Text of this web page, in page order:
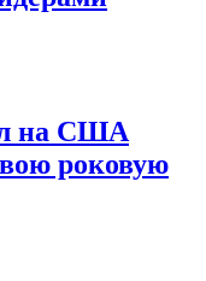
на США
роковую